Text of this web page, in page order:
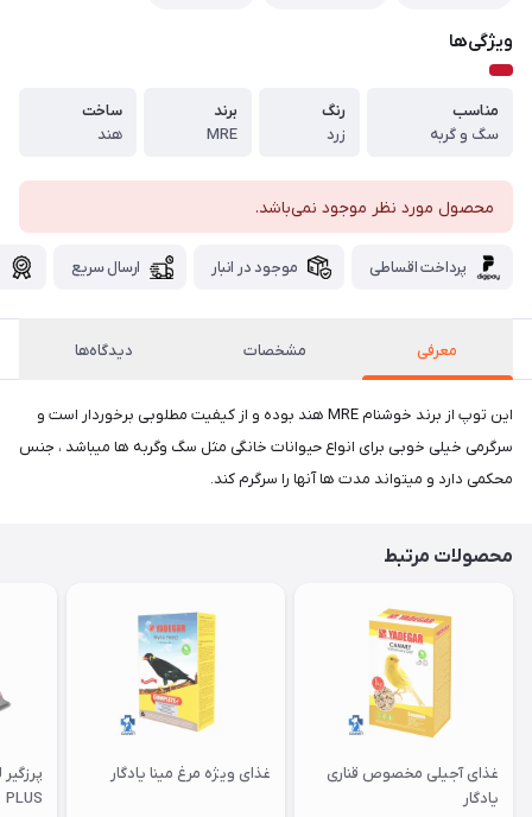
ویژگی‌ها
مناسب
سگ و گربه
رنگ
زرد
برند
MRE
ساخت
هند
محصول مورد نظر موجود نمی‌باشد.
پرداخت اقساطی موجود در انبار ارسال سریع
معرفی مشخصات دیدگاه‌ها
این توپ از برند خوشنام MRE هند بوده و از کیفیت مطلوبی برخوردار است و
سرگرمی خیلی خوبی برای انواع حیوانات خانگی مثل سگ وگربه ها میباشد ، جنس
محکمی دارد و میتواند مدت ها آنها را سرگرم کند.
محصولات مرتبط
غذای آجیلی مخصوص قناری
یادگار
غذای ویژه مرغ مینا یادگار
PLUS